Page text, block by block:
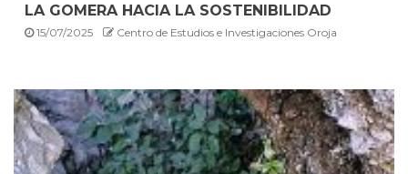
LA GOMERA HACIA LA SOSTENIBILIDAD
15/07/2025 Centro de Estudios e Investigaciones Oroja